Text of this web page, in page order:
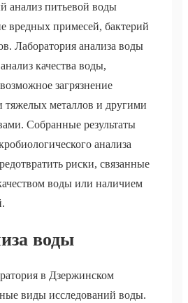
анализ питьевой воды
вредных примесей, бактерий
Лаборатория анализа воды
качества воды,
загрязнение
тяжелых металлов и другими
Собранные результаты
анализа
риски, связанные
воды или наличием
воды
в Дзержинском
виды исследований воды.